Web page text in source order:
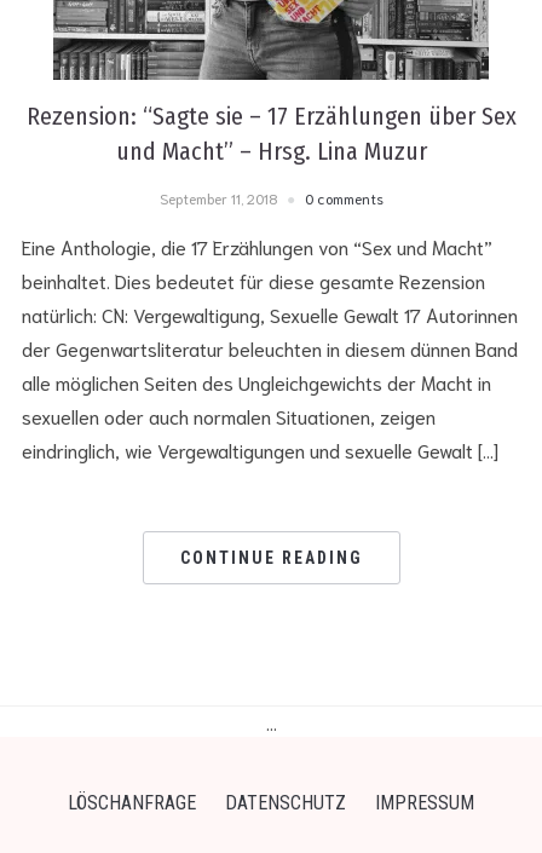
Rezension: “Sagte sie – 17 Erzählungen über Sex
und Macht” – Hrsg. Lina Muzur
September 11, 2018 0 comments
Eine Anthologie, die 17 Erzählungen von “Sex und Macht”
beinhaltet. Dies bedeutet für diese gesamte Rezension
natürlich: CN: Vergewaltigung, Sexuelle Gewalt 17 Autorinnen
der Gegenwartsliteratur beleuchten in diesem dünnen Band
alle möglichen Seiten des Ungleichgewichts der Macht in
sexuellen oder auch normalen Situationen, zeigen
eindringlich, wie Vergewaltigungen und sexuelle Gewalt […]
CONTINUE READING
LÖSCHANFRAGE DATENSCHUTZ IMPRESSUM